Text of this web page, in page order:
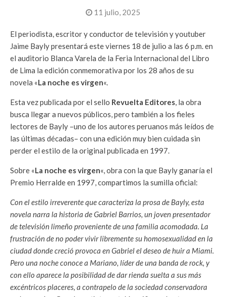
11 julio, 2025
El periodista, escritor y conductor de televisión y youtuber
Jaime Bayly presentará este viernes 18 de julio a las 6 p.m. en
el auditorio Blanca Varela de la Feria Internacional del Libro
de Lima la edición conmemorativa por los 28 años de su
novela «La noche es virgen«.
Esta vez publicada por el sello Revuelta Editores , la obra
busca llegar a nuevos públicos, pero también a los fieles
lectores de Bayly –uno de los autores peruanos más leídos de
las últimas décadas– con una edición muy bien cuidada sin
perder el estilo de la original publicada en 1997.
Sobre «La noche es virgen«, obra con la que Bayly ganaría el
Premio Herralde en 1997, compartimos la sumilla oficial:
Con el estilo irreverente que caracteriza la prosa de Bayly, esta
novela narra la historia de Gabriel Barrios, un joven presentador
de televisión limeño proveniente de una familia acomodada. La
frustración de no poder vivir libremente su homosexualidad en la
ciudad donde creció provoca en Gabriel el deseo de huir a Miami.
Pero una noche conoce a Mariano, líder de una banda de rock, y
con ello aparece la posibilidad de dar rienda suelta a sus más
excéntricos placeres, a contrapelo de la sociedad conservadora